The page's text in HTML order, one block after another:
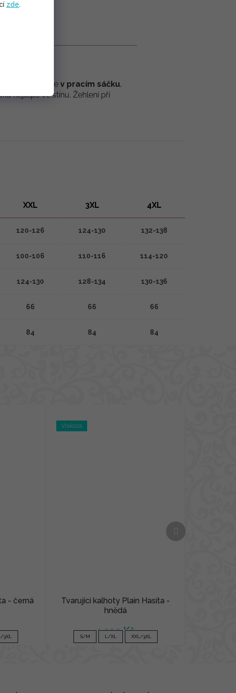
zde.
- černá
3XL
Viskóza
Tvarující kalhoty Plain Hasita -
hnědá
1 090 Kč
S/M L/XL XXL/3XL
Další
produkt
více hřeje.
a nejlépe v pracím sáčku,
nejlépe ve stínu. Žehlení při
XXL 3XL 4XL
120-126 124-130 132-138
100-106 110-116 114-120
124-130 128-134 130-136
66 66 66
84 84 84